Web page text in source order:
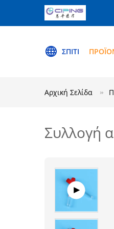
ΣΠΊΤΙ
Αρχική Σελίδα
Συλλογή